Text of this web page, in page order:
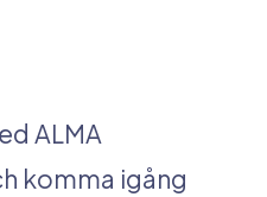
ALMA
komma igång